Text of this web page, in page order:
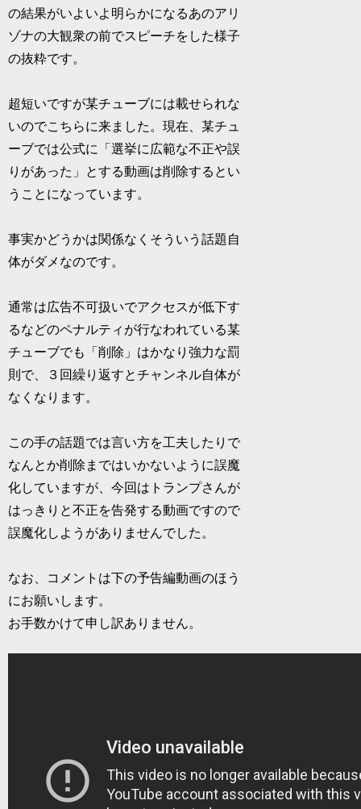
の結果がいよいよ明らかになるあのアリ
ゾナの大観衆の前でスピーチをした様子
の抜粋です。
超短いですが某チューブには載せられな
いのでこちらに来ました。現在、某チュ
ーブでは公式に「選挙に広範な不正や誤
りがあった」とする動画は削除するとい
うことになっています。
事実かどうかは関係なくそういう話題自
体がダメなのです。
通常は広告不可扱いでアクセスが低下す
るなどのペナルティが行なわれている某
チューブでも「削除」はかなり強力な罰
則で、３回繰り返すとチャンネル自体が
なくなります。
この手の話題では言い方を工夫したりで
なんとか削除まではいかないように誤魔
化していますが、今回はトランプさんが
はっきりと不正を告発する動画ですので
誤魔化しようがありませんでした。
なお、コメントは下の予告編動画のほう
にお願いします。
お手数かけて申し訳ありません。